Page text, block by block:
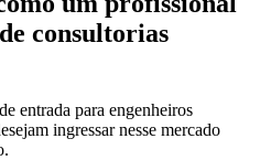
consultorias
entrada para engenheiros
ingressar nesse mercado